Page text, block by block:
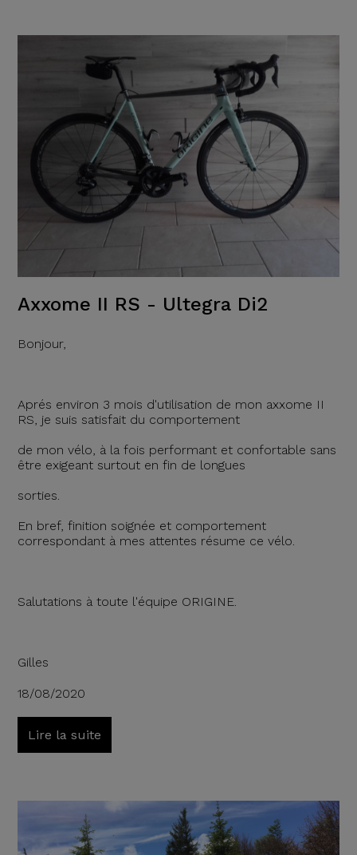
Axxome II RS - Ultegra Di2
Bonjour,
Aprés environ 3 mois d'utilisation de mon axxome II
RS, je suis satisfait du comportement
de mon vélo, à la fois performant et confortable sans
être exigeant surtout en fin de longues
sorties.
En bref, finition soignée et comportement
correspondant à mes attentes résume ce vélo.
Salutations à toute l'équipe ORIGINE.
Gilles
18/08/2020
Lire la suite